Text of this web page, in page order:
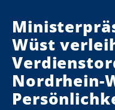
Wüst
Nordrhein-